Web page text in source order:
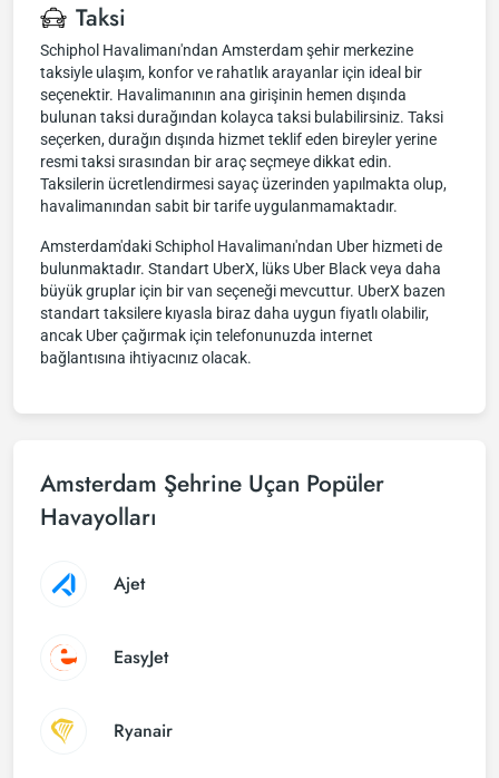
Taksi
Schiphol Havalimanı'ndan Amsterdam şehir merkezine
taksiyle ulaşım, konfor ve rahatlık arayanlar için ideal bir
seçenektir. Havalimanının ana girişinin hemen dışında
bulunan taksi durağından kolayca taksi bulabilirsiniz. Taksi
seçerken, durağın dışında hizmet teklif eden bireyler yerine
resmi taksi sırasından bir araç seçmeye dikkat edin.
Taksilerin ücretlendirmesi sayaç üzerinden yapılmakta olup,
havalimanından sabit bir tarife uygulanmamaktadır.
Amsterdam'daki Schiphol Havalimanı'ndan Uber hizmeti de
bulunmaktadır. Standart UberX, lüks Uber Black veya daha
büyük gruplar için bir van seçeneği mevcuttur. UberX bazen
standart taksilere kıyasla biraz daha uygun fiyatlı olabilir,
ancak Uber çağırmak için telefonunuzda internet
bağlantısına ihtiyacınız olacak.
Amsterdam Şehrine Uçan Popüler
Havayolları
Ajet
EasyJet
Ryanair